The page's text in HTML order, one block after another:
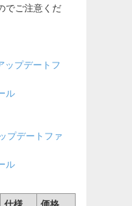
でご注意くだ
ップデートフ
ル
プデートファ
ル